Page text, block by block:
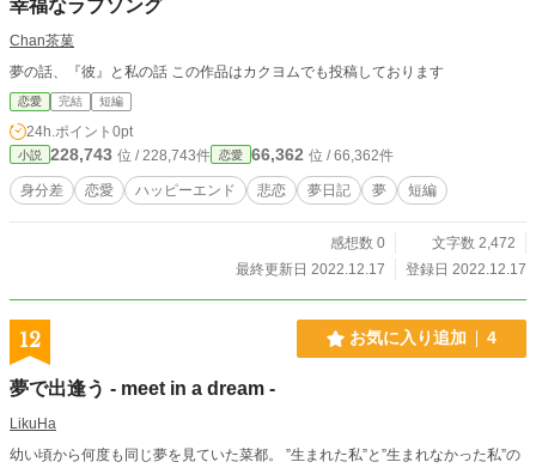
幸福なラブソング
Chan茶菓
夢の話、『彼』と私の話 この作品はカクヨムでも投稿しております
恋愛 完結 短編
24h.ポイント 0pt
小説 228,743 位 / 228,743件 恋愛 66,362 位 / 66,362件
身分差 恋愛 ハッピーエンド 悲恋 夢日記 夢 短編
感想数 0
文字数 2,472
最終更新日 2022.12.17
登録日 2022.12.17
12 お気に入り追加 4
夢で出逢う - meet in a dream -
LikuHa
幼い頃から何度も同じ夢を見ていた菜都。 ”生まれた私”と”生まれなかった私”の